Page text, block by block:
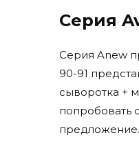
Серия
Серия Anew
90-91
сыворотка +
попробовать
предложение.